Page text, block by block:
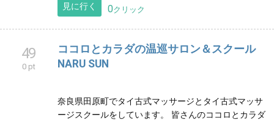
見に行く 0クリック
49
0 pt
ココロとカラダの温巡サロン＆スクール
NARU SUN
奈良県田原町でタイ古式マッサージとタイ古式マッサ
ージスクールをしています。 皆さんのココロとカラダ